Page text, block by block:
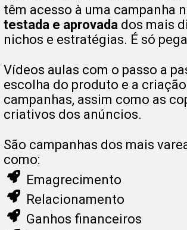
têm acesso à uma campanha
testada e aprovada dos mais
nichos e estratégias. É só
Vídeos aulas com o passo a
escolha do produto e a
campanhas, assim como as
criativos dos anúncios.
São campanhas dos mais
como:
Emagrecimento
Relacionamento
Ganhos financeiros